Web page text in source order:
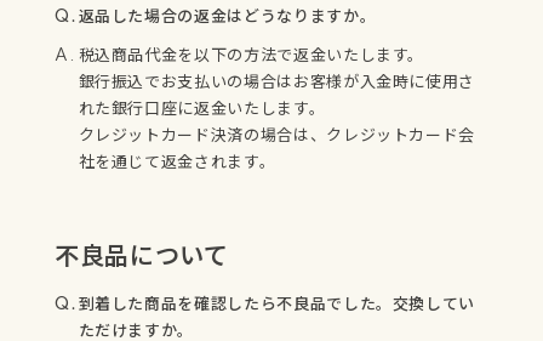
返品した場合の返金はどうなりますか。
税込商品代金を以下の方法で返金いたします。
銀行振込でお支払いの場合はお客様が入金時に使用さ
れた銀行口座に返金いたします。
クレジットカード決済の場合は、クレジットカード会
社を通じて返金されます。
不良品について
到着した商品を確認したら不良品でした。交換してい
ただけますか。